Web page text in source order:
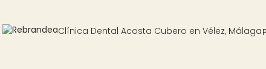
Clínica Dental Acosta Cubero en Vélez, Málaga